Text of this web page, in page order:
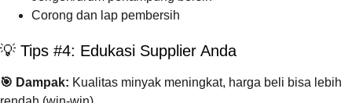
Corong dan lap pembersih
💡 Tips #4: Edukasi Supplier Anda
🎯 Dampak: Kualitas minyak meningkat, harga beli bisa lebih